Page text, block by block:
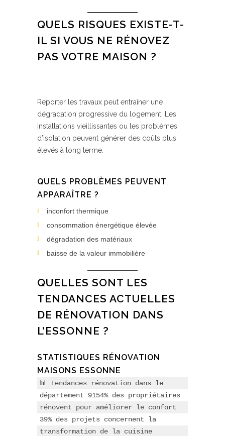
QUELS RISQUES EXISTE-T-
IL SI VOUS NE RÉNOVEZ
PAS VOTRE MAISON ?
Reporter les travaux peut entraîner une
dégradation progressive du logement. Les
installations vieillissantes ou les problèmes
d’isolation peuvent générer des coûts plus
élevés à long terme.
QUELS PROBLÈMES PEUVENT
APPARAÎTRE ?
inconfort thermique
consommation énergétique élevée
dégradation des matériaux
baisse de la valeur immobilière
QUELLES SONT LES
TENDANCES ACTUELLES
DE RÉNOVATION DANS
L’ESSONNE ?
STATISTIQUES RÉNOVATION
MAISONS ESSONNE
📊 Tendances rénovation dans le
département 9154% des propriétaires
rénovent pour améliorer le confort
39% des projets concernent la
transformation de la cuisine